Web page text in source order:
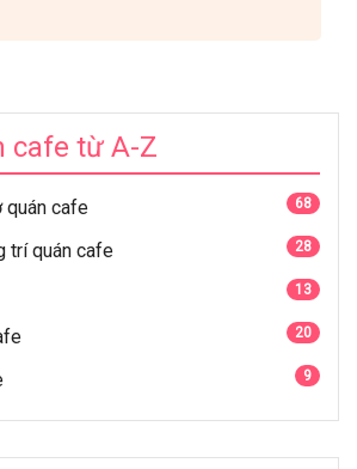
cafe từ A-Z
quán cafe 68
trí quán cafe 28
13
20
9